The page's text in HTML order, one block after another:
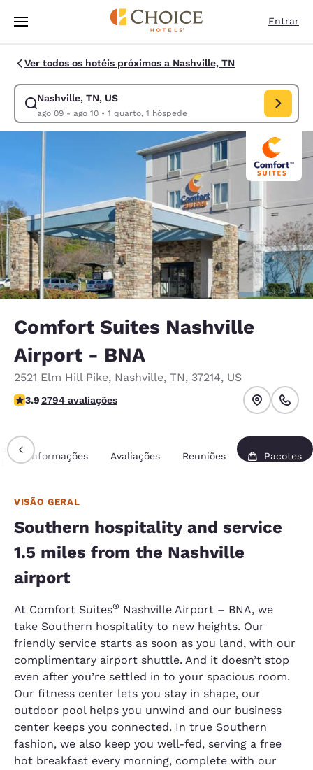
Pular Para Conteúdo Principal
Entrar
Ver todos os hotéis próximos a Nashville, TN
Nashville, TN, US
ago 09 - ago 10• 1 quarto, 1 hóspede
Modificar pesquisa para Nashville, TN, US. Data de check-in ago 09,
Comfort Suites Nashville
Airport - BNA
2521 Elm Hill Pike, Nashville, TN, 37214, US
classificação 3.87 estrelas. Bom.
3.92794 avaliações
Informações Avaliações Reuniões Pacotes
VISÃO GERAL
Southern hospitality and service
1.5 miles from the Nashville
airport
At Comfort Suites® Nashville Airport – BNA, we
take Southern hospitality to new heights. Our
friendly service starts as soon as you land, with our
complimentary airport shuttle. And it doesn’t stop
even after you’re settled in to your spacious room.
Our fitness center lets you stay in shape, our
outdoor pool helps you unwind and our business
center keeps you connected. In true Southern
fashion, we also keep you well-fed, serving a free
hot breakfast every morning, complete with our